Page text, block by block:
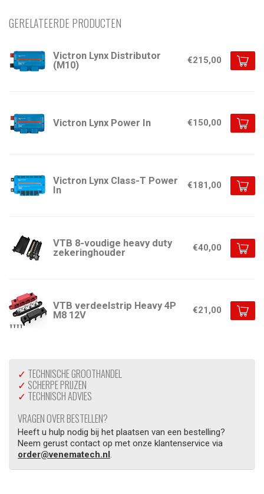
GERELATEERDE PRODUCTEN
Victron Lynx Distributor
(M10)
€215,00
Victron Lynx Power In €150,00
Victron Lynx Class-T Power
In
€181,00
VTB 8-voudige heavy duty
zekeringhouder
€40,00
VTB verdeelstrip Heavy 4P
M8 12V
€21,00
✓ TECHNISCHE GROOTHANDEL
✓ SCHERPE PRIJZEN
✓ TECHNISCH ADVIES
VRAGEN OVER BESTELLEN?
Heeft u hulp nodig bij het plaatsen van een bestelling?
Neem gerust contact op met onze klantenservice via
order@venematech.nl.